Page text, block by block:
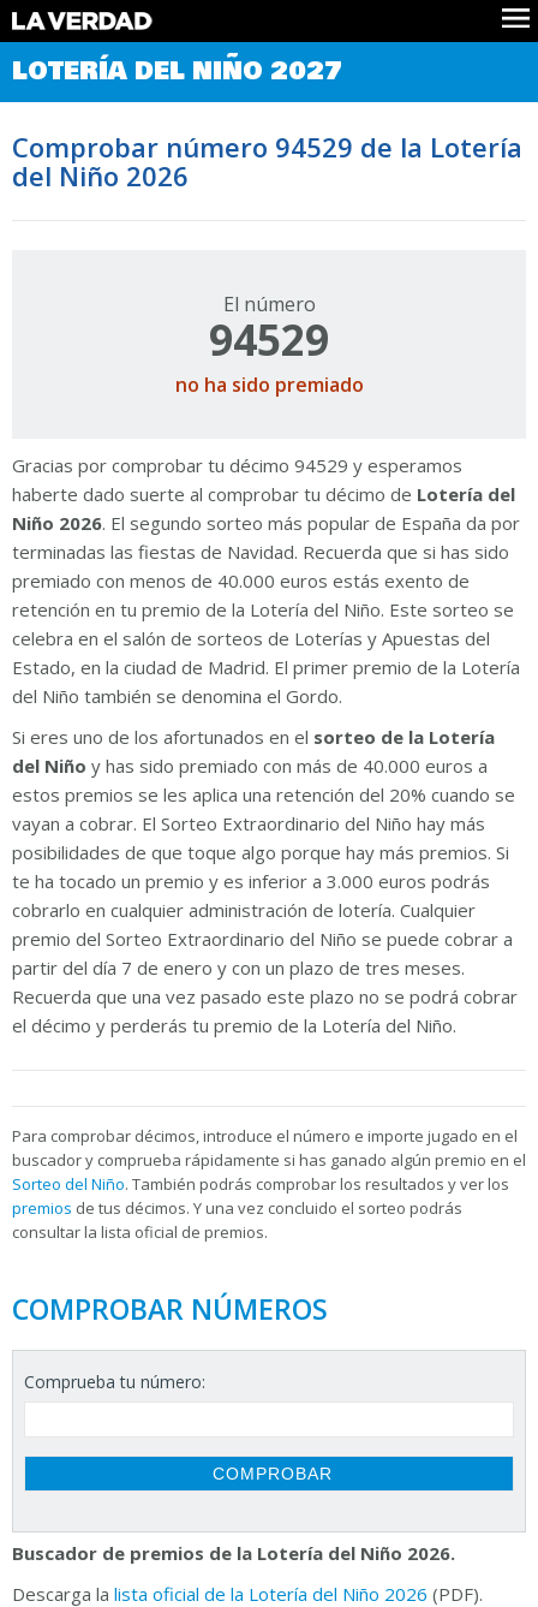
Comprobar Loteria del Niño
Premios
Noticias
Datos
Historia
LOTERÍA DEL NIÑO 2027
Comprobar número 94529 de la Lotería
del Niño 2026
El número
94529
no ha sido premiado
Gracias por comprobar tu décimo 94529 y esperamos
haberte dado suerte al comprobar tu décimo de Lotería del
Niño 2026. El segundo sorteo más popular de España da por
terminadas las fiestas de Navidad. Recuerda que si has sido
premiado con menos de 40.000 euros estás exento de
retención en tu premio de la Lotería del Niño. Este sorteo se
celebra en el salón de sorteos de Loterías y Apuestas del
Estado, en la ciudad de Madrid. El primer premio de la Lotería
del Niño también se denomina el Gordo.
Si eres uno de los afortunados en el sorteo de la Lotería
del Niño y has sido premiado con más de 40.000 euros a
estos premios se les aplica una retención del 20% cuando se
vayan a cobrar. El Sorteo Extraordinario del Niño hay más
posibilidades de que toque algo porque hay más premios. Si
te ha tocado un premio y es inferior a 3.000 euros podrás
cobrarlo en cualquier administración de lotería. Cualquier
premio del Sorteo Extraordinario del Niño se puede cobrar a
partir del día 7 de enero y con un plazo de tres meses.
Recuerda que una vez pasado este plazo no se podrá cobrar
el décimo y perderás tu premio de la Lotería del Niño.
Para comprobar décimos, introduce el número e importe jugado en el
buscador y comprueba rápidamente si has ganado algún premio en el
Sorteo del Niño. También podrás comprobar los resultados y ver los
premios de tus décimos. Y una vez concluido el sorteo podrás
consultar la lista oficial de premios.
COMPROBAR NÚMEROS
Comprueba tu número:
Buscador de premios de la Lotería del Niño 2026.
Descarga la lista oficial de la Lotería del Niño 2026 (PDF).